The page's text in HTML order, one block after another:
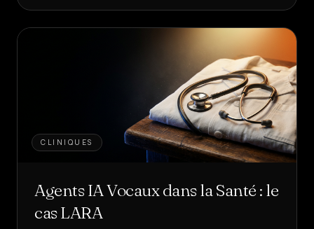
CLINIQUES
Agents IA Vocaux dans la Santé : le
cas LARA